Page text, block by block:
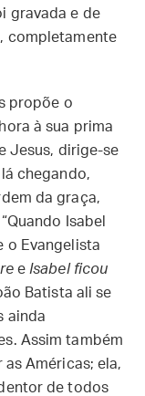
gravada e de
completamente
propõe o
à sua prima
Jesus, dirige-se
chegando,
da graça,
Isabel
o Evangelista
e Isabel ficou
Batista ali se
ainda
Assim também
Américas; ela,
de todos